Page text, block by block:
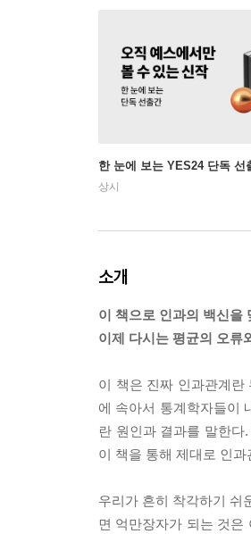
한 눈에 보는 YES24 단독 선
상시
소개
이 책으로 인과의 백신을
이제 다시는 평균의 오류
이 책은 진짜 인과관계란
에 속아서 통계학자들이
란 원인과 결과를 말한
이 책을 통해 제대로 인
우리가 흔히 착각하기 쉬
면 억만장자가 되는 것